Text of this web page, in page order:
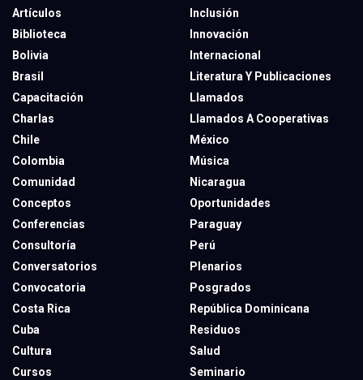
Artículos
Biblioteca
Bolivia
Brasil
Capacitación
Charlas
Chile
Colombia
Comunidad
Conceptos
Conferencias
Consultoría
Conversatorios
Convocatoria
Costa Rica
Cuba
Cultura
Cursos
Inclusión
Innovación
Internacional
Literatura Y Publicaciones
Llamados
Llamados A Cooperativas
México
Música
Nicaragua
Oportunidades
Paraguay
Perú
Plenarios
Posgrados
República Dominicana
Residuos
Salud
Seminario